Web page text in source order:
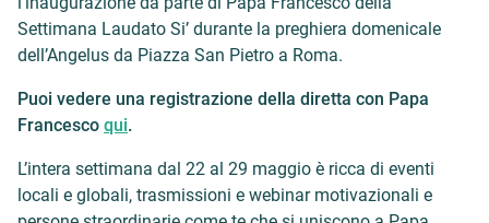
Settimana Laudato Si’ durante la preghiera domenicale
dell’Angelus da Piazza San Pietro a Roma.
Puoi vedere una registrazione della diretta con Papa
Francesco qui.
L’intera settimana dal 22 al 29 maggio è ricca di eventi
locali e globali, trasmissioni e webinar motivazionali e